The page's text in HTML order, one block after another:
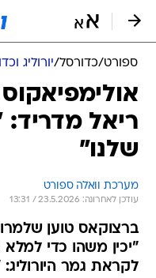
ספורט/כדורסל/יורוליג
ריאל
שלנו"
מערכת וואלה ספורט
עודכן לאחרונה: 23.5.2026 / 13:31
ברצוקאס טוען
"יכין משהו כדי
לקראת גמר